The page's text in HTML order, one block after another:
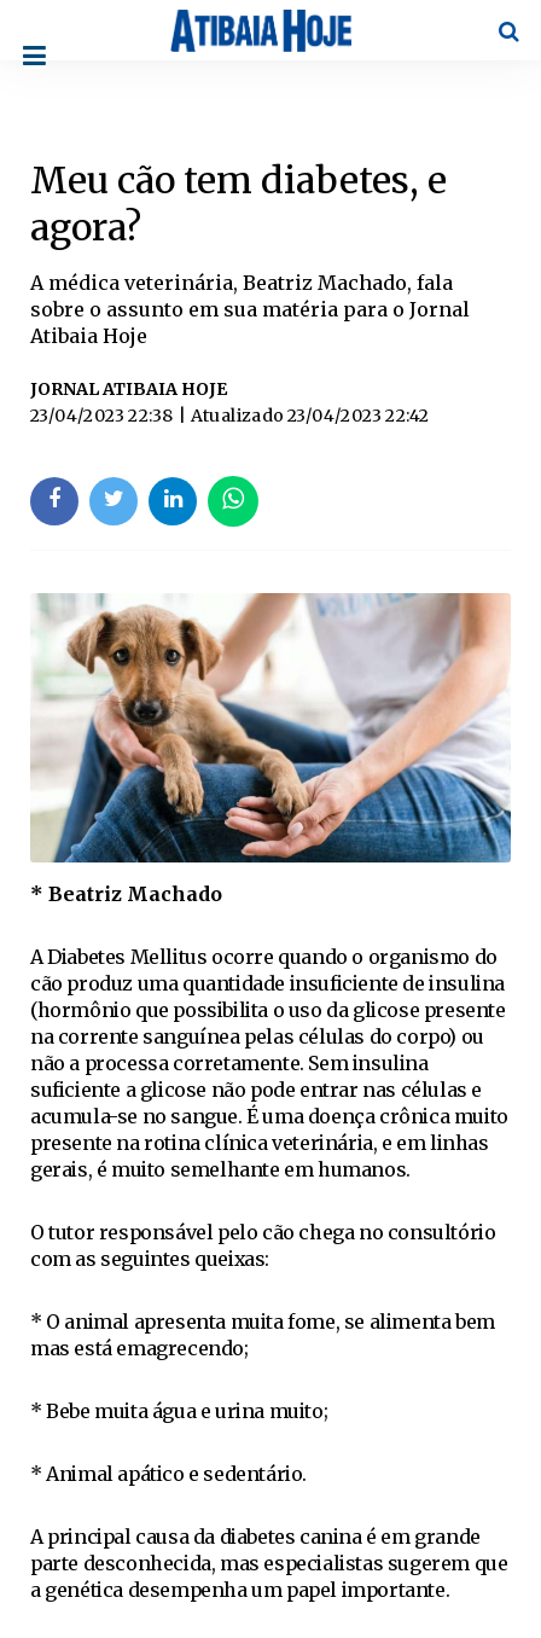
Meu cão tem diabetes, e
agora?
A médica veterinária, Beatriz Machado, fala
sobre o assunto em sua matéria para o Jornal
Atibaia Hoje
JORNAL ATIBAIA HOJE
23/04/2023 22:38
| Atualizado 23/04/2023 22:42
* Beatriz Machado
A Diabetes Mellitus ocorre quando o organismo do
cão produz uma quantidade insuficiente de insulina
(hormônio que possibilita o uso da glicose presente
na corrente sanguínea pelas células do corpo) ou
não a processa corretamente. Sem insulina
suficiente a glicose não pode entrar nas células e
acumula-se no sangue. É uma doença crônica muito
presente na rotina clínica veterinária, e em linhas
gerais, é muito semelhante em humanos.
O tutor responsável pelo cão chega no consultório
com as seguintes queixas:
* O animal apresenta muita fome, se alimenta bem
mas está emagrecendo;
* Bebe muita água e urina muito;
* Animal apático e sedentário.
A principal causa da diabetes canina é em grande
parte desconhecida, mas especialistas sugerem que
a genética desempenha um papel importante.